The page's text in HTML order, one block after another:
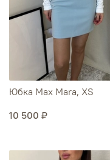
Юбка Max Mara, XS
10 500 ₽